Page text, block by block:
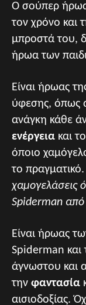
Ο σούπερ
τον χρόνο και
μπροστά του,
ήρωα των
Είναι ήρωας
ύφεσης, όπως
ανάγκη κάθε
ενέργεια και το
όποιο
το πραγματικό.
χαμογελάσεις
Spiderman
Είναι ήρωας
Spiderman και
άγνωστου και
την φαντασία
αισιοδοξίας.